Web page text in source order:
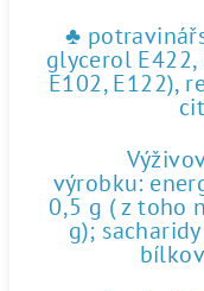
♣
glycerol E422,
E102, E122),
výrobku:
0,5 g ( z toho
g);